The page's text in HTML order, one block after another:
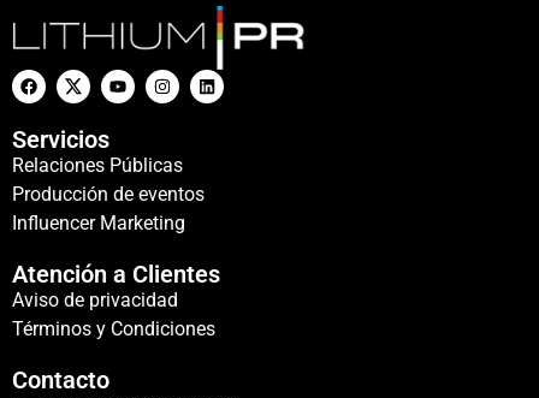
Servicios
Relaciones Públicas
Producción de eventos
Influencer Marketing
Atención a Clientes
Aviso de privacidad
Términos y Condiciones
Contacto